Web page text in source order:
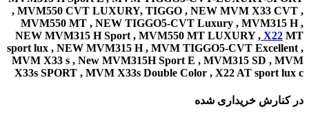
, MVM550 CVT LUXURY, TIGGO , NEW MVM X33 CVT ,
MVM550 MT , NEW TIGGO5-CVT Luxury , MVM315 H ,
NEW MVM315 H Sport , MVM550 MT LUXURY , X22 MT
sport lux , NEW MVM315 H , MVM TIGGO5-CVT Excellent ,
MVM X33 s , New MVM315H Sport E , MVM315 SD , MVM
X33s SPORT , MVM X33s Double Color , X22 AT sport lux c
در کنارش خریداری شده